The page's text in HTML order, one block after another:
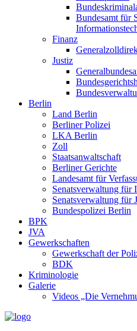
Bundesamt für
Finanz
Justiz
Berlin
Land Berlin
Berliner Polizei
LKA Berlin
Zoll
Staatsanwaltschaft
Berliner Gerichte
Landesamt für
Senatsverwaltung für
Senatsverwaltung für
Bundespolizei Berlin
BPK
JVA
Gewerkschaften
Gewerkschaft der
BDK
Kriminologie
Galerie
Videos „Die